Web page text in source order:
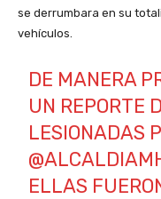
se derrumbara en su
vehículos.
DE MANERA
UN REPORTE
LESIONADAS
ELLAS